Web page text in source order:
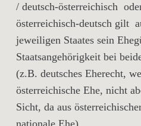
/ deutsch-österreichisch
österreichisch-deutsch gilt
jeweiligen Staates sein
Staatsangehörigkeit bei
(z.B. deutsches Eherecht,
österreichische Ehe, nicht
Sicht, da aus
nationale Ehe).